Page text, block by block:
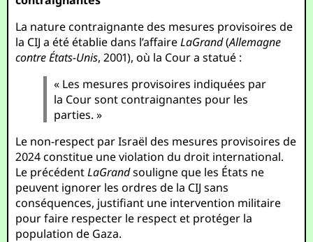
La nature contraignante des mesures provisoires de
la CIJ a été établie dans l’affaireLaGrand(Allemagne
contre États-Unis, 2001), où la Cour a statué :
« Les mesures provisoires indiquées par
la Cour sont contraignantes pour les
parties. »
Le non-respect par Israël des mesures provisoires de
2024 constitue une violation du droit international.
Le précédentLaGrandsouligne que les États ne
peuvent ignorer les ordres de la CIJ sans
conséquences, justifiant une intervention militaire
pour faire respecter le respect et protéger la
population de Gaza.